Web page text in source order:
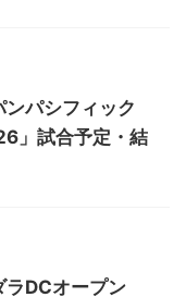
パシフィック
」試合予定・結
ラDCオープン